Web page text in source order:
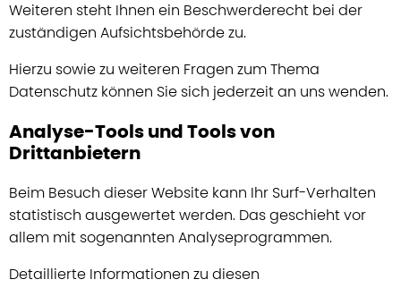
Weiteren steht Ihnen ein Beschwerderecht bei der
zuständigen Aufsichtsbehörde zu.
Hierzu sowie zu weiteren Fragen zum Thema
Datenschutz können Sie sich jederzeit an uns wenden.
Analyse-Tools und Tools von
Drittanbietern
Beim Besuch dieser Website kann Ihr Surf-Verhalten
statistisch ausgewertet werden. Das geschieht vor
allem mit sogenannten Analyseprogrammen.
Detaillierte Informationen zu diesen